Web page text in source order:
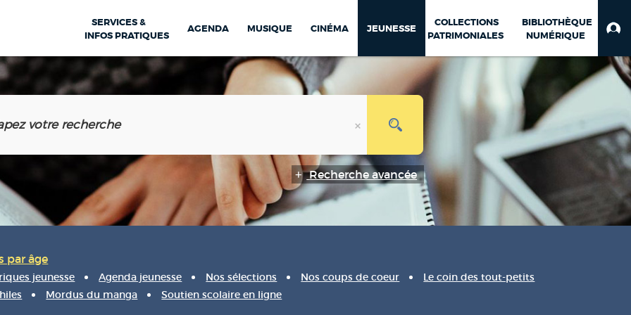
SERVICES &
INFOS PRATIQUES
AGENDA MUSIQUE CINÉMA JEUNESSE
COLLECTIONS
PATRIMONIALES
BIBLIOTHÈQUE
NUMÉRIQUE
Recherche avancée
par âge
jeunesse Agenda jeunesse Nos sélections Nos coups de coeur
Le coin des tout-petits
Mordus du manga Soutien scolaire en ligne